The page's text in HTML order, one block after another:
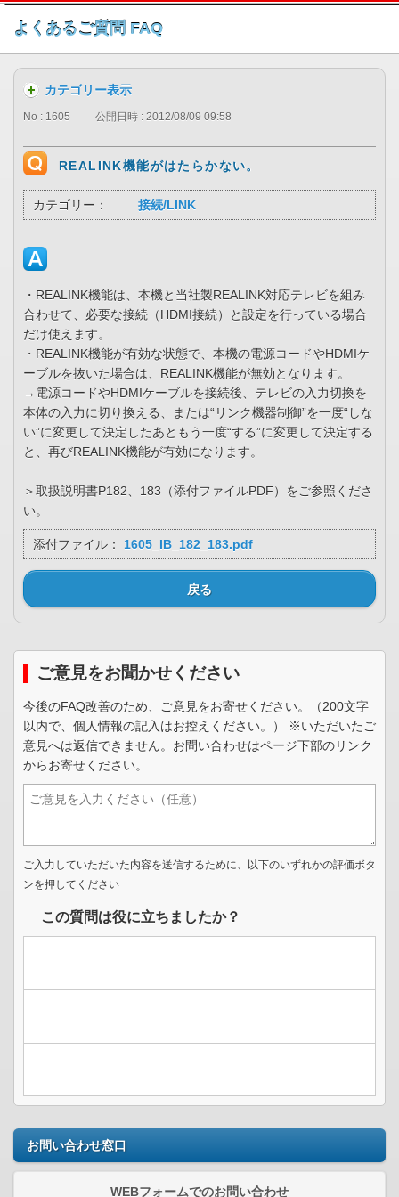
このページの本文へ
よくあるご質問 FAQ
カテゴリー表示
No : 1605 公開日時 : 2012/08/09 09:58
REALINK機能がはたらかない。
カテゴリー： 接続/LINK
・REALINK機能は、本機と当社製REALINK対応テレビを組み
合わせて、必要な接続（HDMI接続）と設定を行っている場合
だけ使えます。
・REALINK機能が有効な状態で、本機の電源コードやHDMIケ
ーブルを抜いた場合は、REALINK機能が無効となります。
→電源コードやHDMIケーブルを接続後、テレビの入力切換を
本体の入力に切り換える、または“リンク機器制御”を一度“しな
い”に変更して決定したあともう一度“する”に変更して決定する
と、再びREALINK機能が有効になります。
＞取扱説明書P182、183（添付ファイルPDF）をご参照くださ
い。
添付ファイル： 1605_IB_182_183.pdf
戻る
ご意見をお聞かせください
今後のFAQ改善のため、ご意見をお寄せください。（200文字
以内で、個人情報の記入はお控えください。） ※いただいたご
意見へは返信できません。お問い合わせはページ下部のリンク
からお寄せください。
ご入力していただいた内容を送信するために、以下のいずれかの評価ボタ
ンを押してください
この質問は役に立ちましたか？
お問い合わせ窓口
WEBフォームでのお問い合わせ